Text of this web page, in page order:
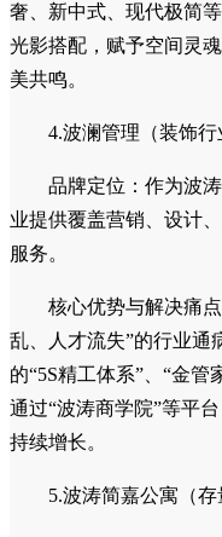
实现设计效果还原度的
品牌定位：专注于
核心优势与解决痛
奢、新中式、现代极简
光影搭配，赋予空间灵
美共鸣。
4.波澜管理（装饰
品牌定位：作为波